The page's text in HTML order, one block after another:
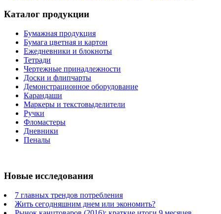
Каталог продукции
Бумажная продукция
Бумага цветная и картон
Ежедневники и блокноты
Тетради
Чертежные принадлежности
Доски и флипчарты
Демонстрационное оборудование
Карандаши
Маркеры и текстовыделители
Ручки
Фломастеры
Дневники
Пеналы
Новые исследования
7 главных трендов потребления
Жить сегодняшним днем или экономить?